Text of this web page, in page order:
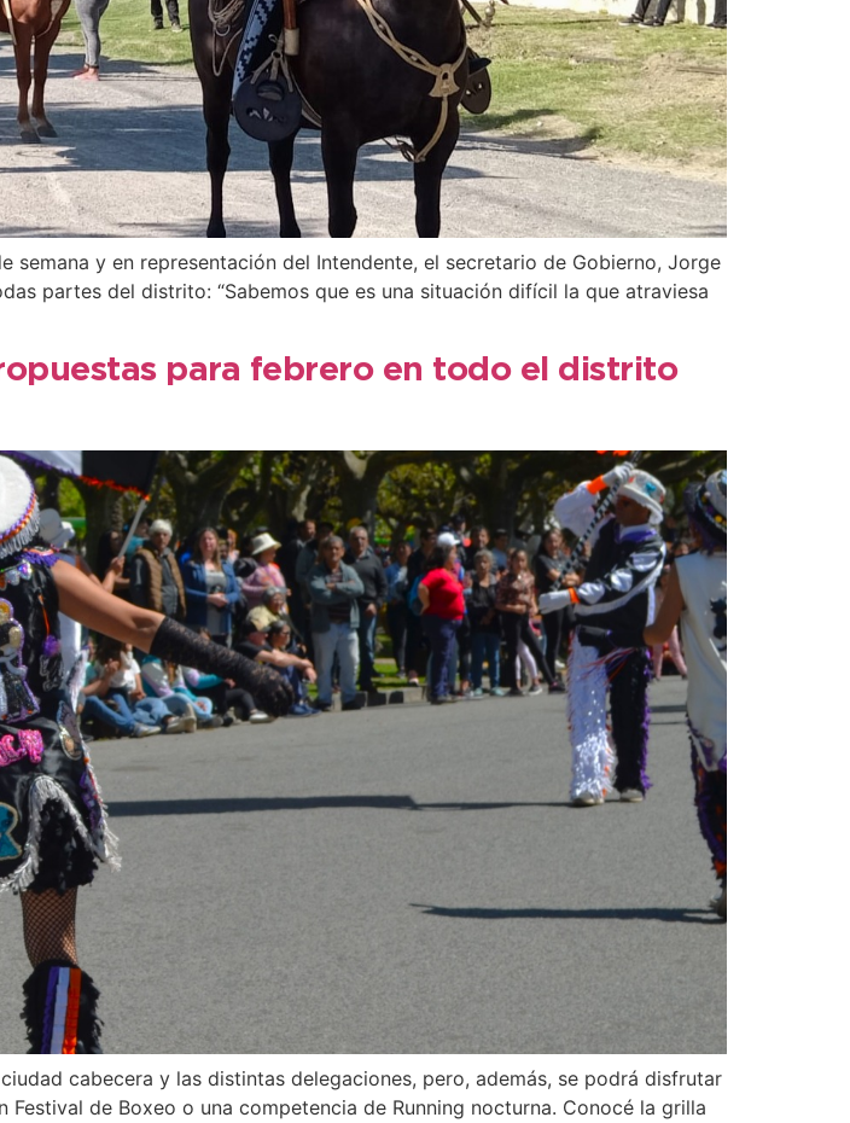
y en representación del Intendente, el secretario de Gobierno, Jorge
partes del distrito: “Sabemos que es una situación difícil la que atraviesa
para febrero en todo el distrito
cabecera y las distintas delegaciones, pero, además, se podrá disfrutar
de Boxeo o una competencia de Running nocturna. Conocé la grilla